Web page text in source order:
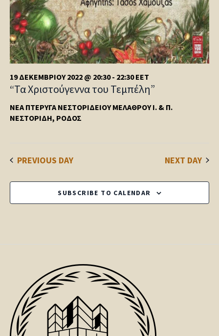
“Τα Χριστούγεννα του Τεμπέλη”
19 ΔΕΚΕΜΒΡΊΟΥ 2022 @ 20:30- 22:30 EET
ΝΈΑ ΠΤΈΡΥΓΑ ΝΕΣΤΟΡΙΔΕΊΟΥ ΜΕΛΆΘΡΟΥΙ. & Π.
ΝΕΣΤΟΡΊΔΗ, ΡΌΔΟΣ
PREVIOUS DAY NEXT DAY
SUBSCRIBE TO CALENDAR